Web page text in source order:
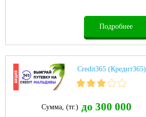
Подробнее
Credit365 (Кредит365)
Сумма, (тг.) до 300 000